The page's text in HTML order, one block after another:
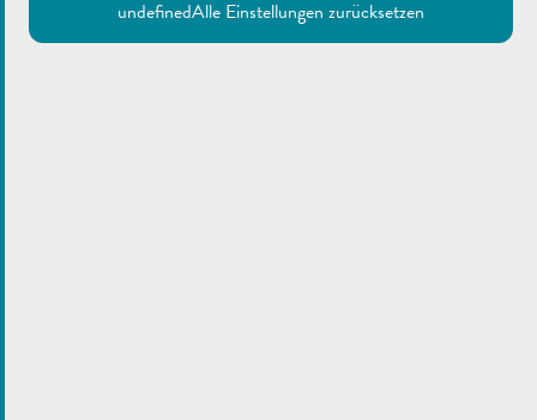
undefinedAlle Einstellungen zurücksetzen